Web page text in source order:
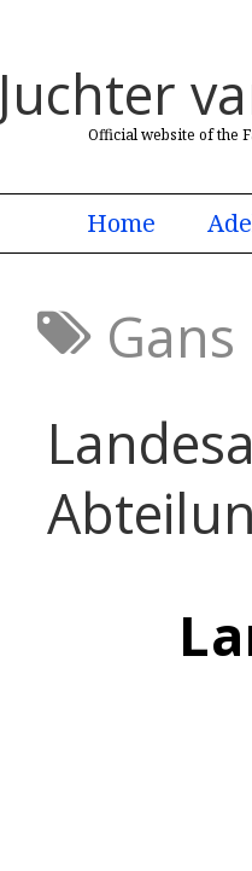
Juchter
Official website of the
Home
Gans